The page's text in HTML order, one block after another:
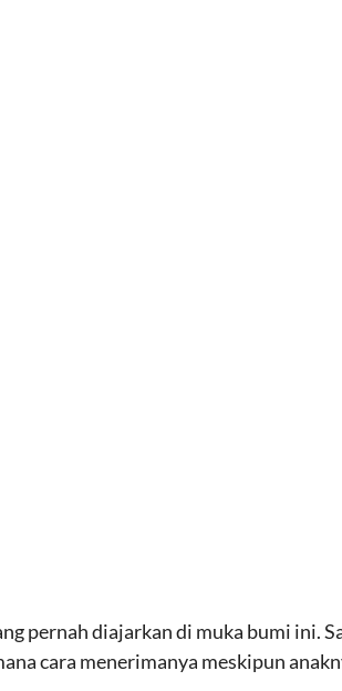
pernah diajarkan di muka bumi ini.
cara menerimanya meskipun